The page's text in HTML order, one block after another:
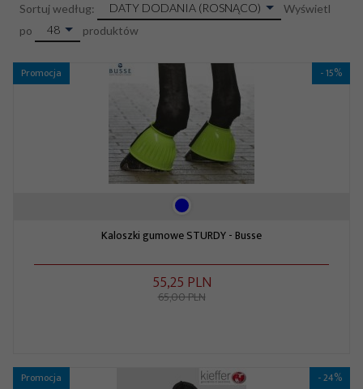
Sortuj według: sortDATY DODANIA (ROSNĄCO)
Wyświetl
po
pop48 produktów
Promocja - 15%
Kaloszki gumowe STURDY - Busse
55,25 PLN
65,00 PLN
Promocja - 24%